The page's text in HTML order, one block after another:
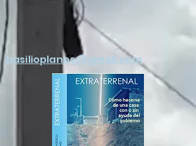
basilioplanes@gmail.com